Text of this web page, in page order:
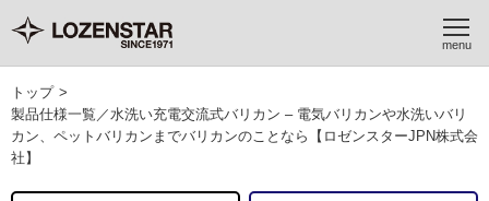
トップ >
製品仕様一覧／水洗い充電交流式バリカン – 電気バリカンや水洗いバリ
カン、ペットバリカンまでバリカンのことなら【ロゼンスターJPN株式会
社】